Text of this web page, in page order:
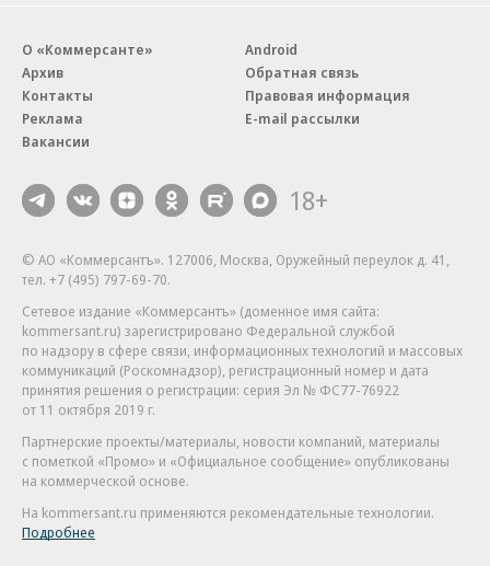
О «Коммерсанте»
Архив
Контакты
Реклама
Вакансии
Android
Обратная связь
Правовая информация
E-mail рассылки
18+
© АО «Коммерсантъ». 127006, Москва, Оружейный переулок д. 41,
тел. +7 (495) 797-69-70.
Сетевое издание «Коммерсантъ» (доменное имя сайта:
kommersant.ru) зарегистрировано Федеральной службой
по надзору в сфере связи, информационных технологий и массовых
коммуникаций (Роскомнадзор), регистрационный номер и дата
принятия решения о регистрации: серия Эл № ФС77-76922
от 11 октября 2019 г.
Партнерские проекты/материалы, новости компаний, материалы
с пометкой «Промо» и «Официальное сообщение» опубликованы
на коммерческой основе.
На kommersant.ru применяются рекомендательные технологии.
Подробнее